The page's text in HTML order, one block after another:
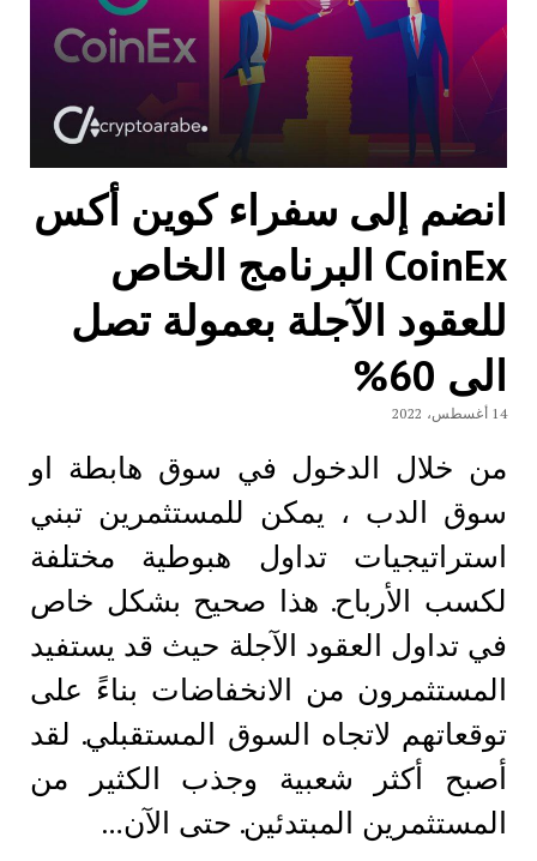
انضم إلى سفراء كوين أكس
CoinEx البرنامج الخاص
للعقود الآجلة بعمولة تصل
الى 60%
14 أغسطس، 2022
من خلال الدخول في سوق هابطة او
سوق الدب ، يمكن للمستثمرين تبني
استراتيجيات تداول هبوطية مختلفة
لكسب الأرباح. هذا صحيح بشكل خاص
في تداول العقود الآجلة حيث قد يستفيد
المستثمرون من الانخفاضات بناءً على
توقعاتهم لاتجاه السوق المستقبلي. لقد
أصبح أكثر شعبية وجذب الكثير من
المستثمرين المبتدئين. حتى الآن…